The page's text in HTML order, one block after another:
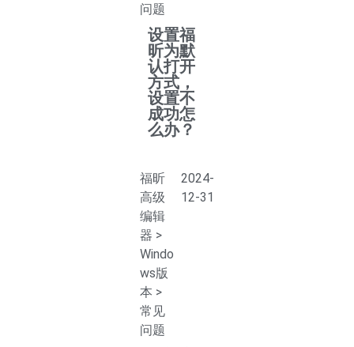
问题
设置福
昕为默
认打开
方式，
设置不
成功怎
么办？
福昕
高级
编辑
器 >
Windo
ws版
本 >
常见
问题
2024-
12-31